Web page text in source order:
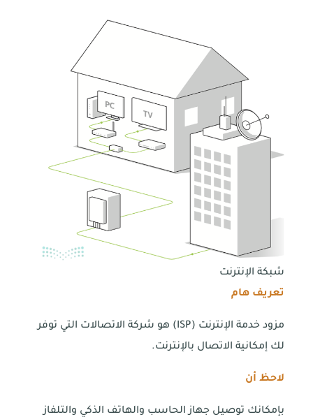
شبكة الإنترنت
تعريف هام
مزود خدمة الإنترنت (ISP) هو شركة الاتصالات التي توفر
لك إمكانية الاتصال بالإنترنت.
لاحظ أن
بإمكانك توصيل جهاز الحاسب والهاتف الذكي والتلفاز